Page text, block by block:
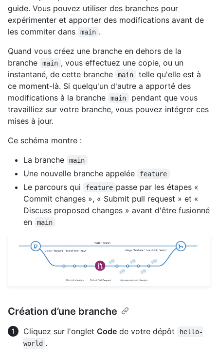
guide. Vous pouvez utiliser des branches pour
expérimenter et apporter des modifications avant de
les commiter dans
main .
Quand vous créez une branche en dehors de la
branche
main , vous effectuez une copie, ou un
instantané, de cette branche
main
telle qu'elle est à
ce moment-là. Si quelqu'un d'autre a apporté des
modifications à la branche
main
pendant que vous
travailliez sur votre branche, vous pouvez intégrer ces
mises à jour.
Ce schéma montre :
La branche
main
Une nouvelle branche appelée feature
Le parcours qui feature passe par les étapes «
Commit changes », « Submit pull request » et «
Discuss proposed changes » avant d'être fusionné
en
main
Création d’une branche
Cliquez sur l'onglet Code de votre dépôt
hello-
world .